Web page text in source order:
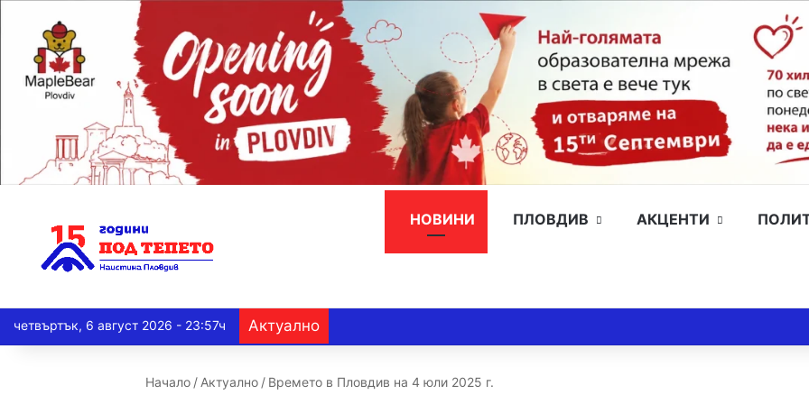
НОВИНИ ПЛОВДИВ АКЦЕНТИ
четвъртък, 6 август 2026 - 23:57ч Актуално
Начало / Актуално / Времето в Пловдив на 4 юли 2025 г.